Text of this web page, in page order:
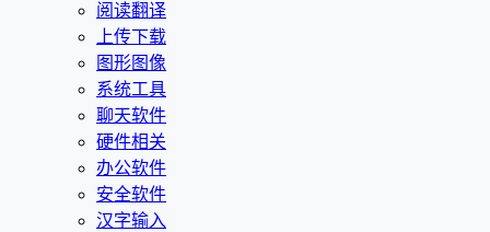
阅读翻译
上传下载
图形图像
系统工具
聊天软件
硬件相关
办公软件
安全软件
汉字输入